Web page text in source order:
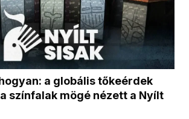
a globális tőkeérdek
színfalak mögé nézett a Nyílt